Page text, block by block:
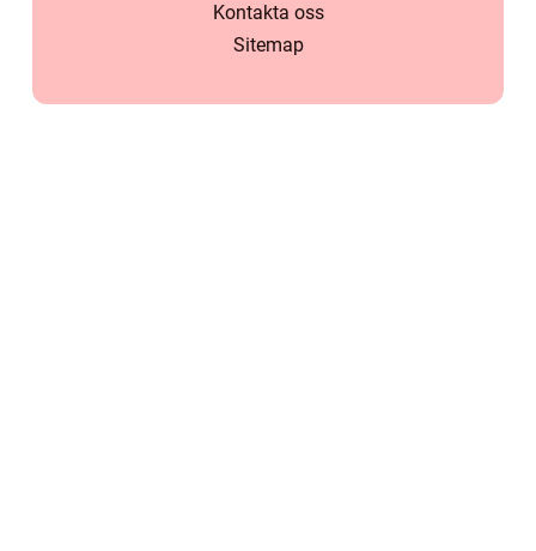
Kontakta oss
Sitemap